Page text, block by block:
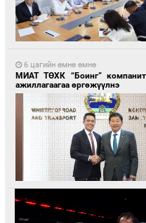
6 цагийн өмнө өмнө
МИАТ ТӨХК “Боинг”
ажиллагаагаа өргөжүүлнэ